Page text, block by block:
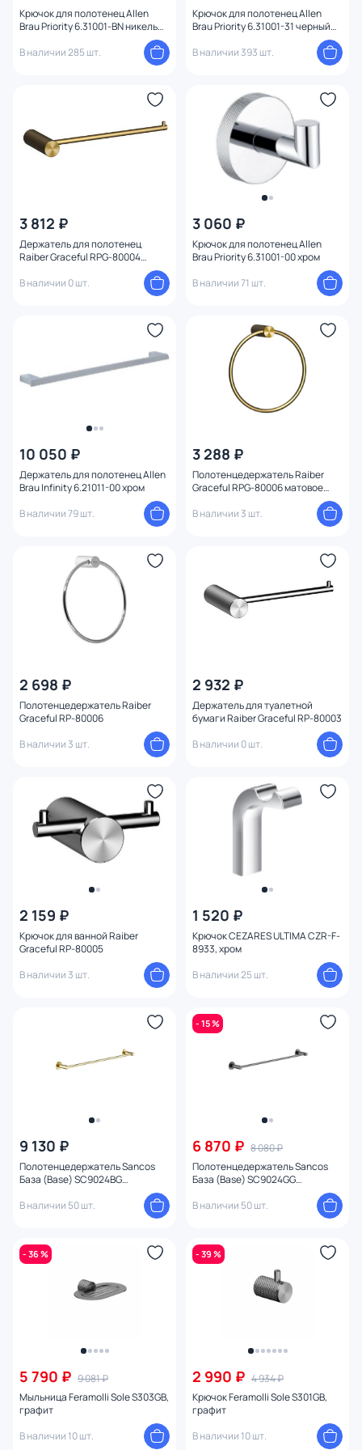
Крючок для полотенец Allen
Brau Priority 6.31001-BN никель
В наличии 285 шт.
Крючок для полотенец Allen
Brau Priority 6.31001-31 черный
В наличии 393 шт.
3 812 ₽
Держатель для полотенец
Raiber Graceful RPG-80004
В наличии 0 шт.
3 060 ₽
Крючок для полотенец Allen
Brau Priority 6.31001-00 хром
В наличии 71 шт.
10 050 ₽
Держатель для полотенец Allen
Brau Infinity 6.21011-00 хром
В наличии 79 шт.
3 288 ₽
Полотенцедержатель Raiber
Graceful RPG-80006 матовое
В наличии 3 шт.
2 698 ₽
Полотенцедержатель Raiber
Graceful RP-80006
В наличии 3 шт.
2 932 ₽
Держатель для туалетной
бумаги Raiber Graceful RP-80003
В наличии 0 шт.
2 159 ₽
Крючок для ванной Raiber
Graceful RP-80005
В наличии 3 шт.
1 520 ₽
Крючок CEZARES ULTIMA CZR-F-
8933, хром
В наличии 25 шт.
9 130 ₽
Полотенцедержатель Sancos
База (Base) SC9024BG
В наличии 50 шт.
- 15 %
6 870 ₽ 8 080 ₽
Полотенцедержатель Sancos
База (Base) SC9024GG
В наличии 50 шт.
- 36 %
5 790 ₽ 9 081 ₽
Мыльница Feramolli Sole S303GB,
графит
В наличии 10 шт.
- 39 %
2 990 ₽ 4 934 ₽
Крючок Feramolli Sole S301GB,
графит
В наличии 10 шт.
Ширина (см)
Высота (см)
Конструкция